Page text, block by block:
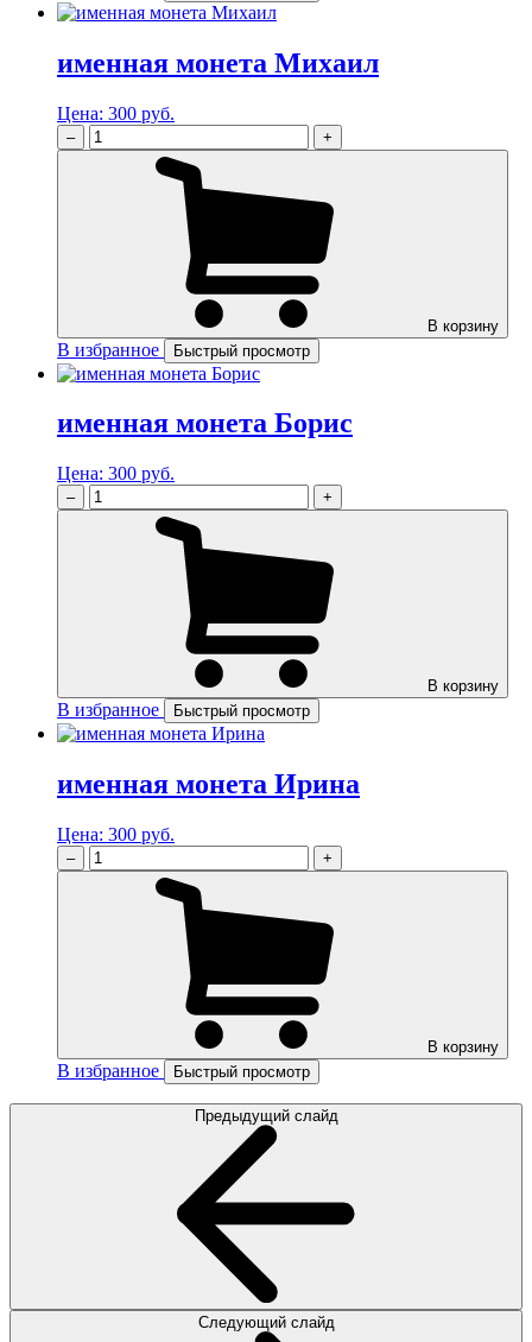
именная монета Михаил
Цена: 300 руб.
– +
В корзину
В избранное Быстрый просмотр
именная монета Борис
Цена: 300 руб.
– +
В корзину
В избранное Быстрый просмотр
именная монета Ирина
Цена: 300 руб.
– +
В корзину
В избранное Быстрый просмотр
Предыдущий слайд
Следующий слайд